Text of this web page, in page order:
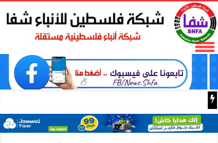
البر الرئيسي ينتقد سلطات الحزب الديمقراطي التقدمي